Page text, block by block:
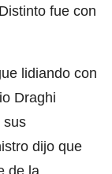
fue con
lidiando con
Draghi
sus
dijo que
de la